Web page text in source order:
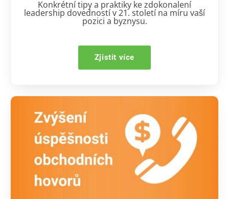
Konkrétní tipy a praktiky ke zdokonalení
leadership dovedností v 21. století na míru vaší
pozici a byznysu.
Zjistit více